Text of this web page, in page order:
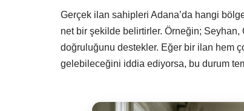
Gerçek ilan sahipleri Adana’da hangi
net bir şekilde belirtirler. Örneğin;
doğruluğunu destekler. Eğer bir ilan hem
gelebileceğini iddia ediyorsa, bu durum